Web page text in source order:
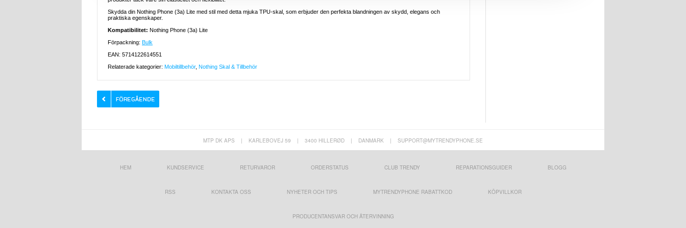
Skydda din Nothing Phone (3a) Lite med stil med detta mjuka TPU-skal, som erbjuder den perfekta blandningen av skydd, elegans och
praktiska egenskaper.
Kompatibilitet: Nothing Phone (3a) Lite
Förpackning: Bulk
EAN: 5714122614551
Relaterade kategorier: Mobiltillbehör, Nothing Skal & Tillbehör
MTP DK APS | KARLEBOVEJ 59 | 3400 HILLERØD | DANMARK | SUPPORT@MYTRENDYPHONE.SE
HEM KUNDSERVICE RETURVAROR ORDERSTATUS CLUB TRENDY REPARATIONSGUIDER BLOGG
RSS KONTAKTA OSS NYHETER OCH TIPS MYTRENDYPHONE RABATTKOD KÖPVILLKOR
PRODUCENTANSVAR OCH ÅTERVINNING